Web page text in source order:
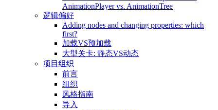
AnimationPlayer vs. AnimationTree
逻辑偏好
Adding nodes and changing properties: which
first?
加载VS预加载
大型关卡: 静态VS动态
项目组织
前言
组织
风格指南
导入